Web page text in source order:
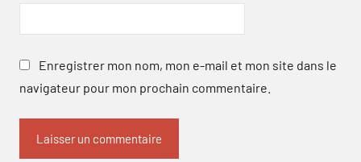
Enregistrer mon nom, mon e-mail et mon site dans le
navigateur pour mon prochain commentaire.